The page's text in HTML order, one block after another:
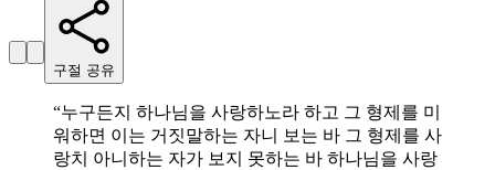
구절 공유
“누구든지 하나님을 사랑하노라 하고 그 형제를 미
워하면 이는 거짓말하는 자니 보는 바 그 형제를 사
랑치 아니하는 자가 보지 못하는 바 하나님을 사랑